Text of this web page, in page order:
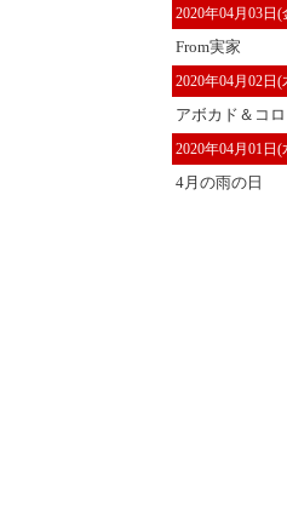
2020年04月03日(
From実家
2020年04月02日(
アボカド＆コ
2020年04月01日(
4月の雨の日